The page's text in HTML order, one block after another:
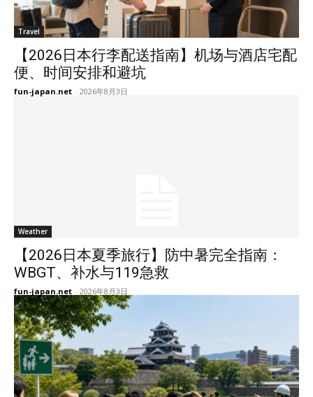
Travel
【2026日本行李配送指南】机场与酒店宅配
便、时间安排和避坑
fun-japan.net - 2026年8月3日
Weather
【2026日本夏季旅行】防中暑完全指南：
WBGT、补水与119急救
fun-japan.net - 2026年8月3日